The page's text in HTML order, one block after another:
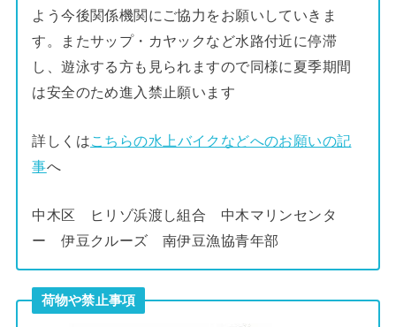
よう今後関係機関にご協力をお願いしていきま
す。またサップ・カヤックなど水路付近に停滞
し、遊泳する方も見られますので同様に夏季期間
は安全のため進入禁止願います
詳しくはこちらの水上バイクなどへのお願いの記
事へ
中木区 ヒリゾ浜渡し組合 中木マリンセンタ
ー 伊豆クルーズ 南伊豆漁協青年部
荷物や禁止事項